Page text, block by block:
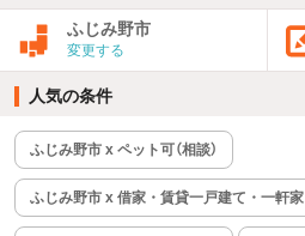
ふじみ野市
変更する
人気の条件
ふじみ野市 x ペット可（相談）
ふじみ野市 x 借家・賃貸一戸建て・一軒家